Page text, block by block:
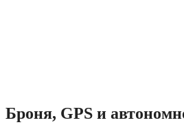
Броня, GPS и